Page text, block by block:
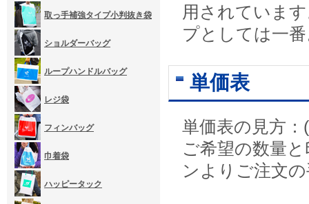
取っ手補強タイプ小判抜き袋
ショルダーバッグ
ループハンドルバッグ
レジ袋
フィンバッグ
巾着袋
ハッピータック
用されていま
プとしては一
単価表
単価表の見方
ご希望の数量
ンよりご注文